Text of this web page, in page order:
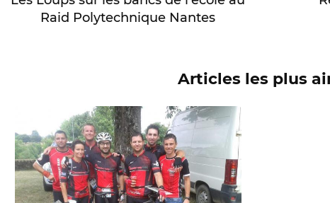
Raid Polytechnique Nantes
Articles les plus